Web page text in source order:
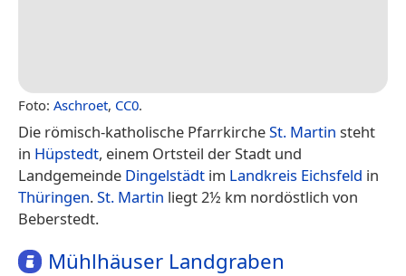
Foto: Aschroet, CC0.
Die römisch-katholische PfarrkircheSt. Martin steht
in Hüpstedt, einem Ortsteil der Stadt und
Landgemeinde Dingelstädt im Landkreis Eichsfeld in
Thüringen.St. Martin liegt 2½ km nordöstlich von
Beberstedt.
Mühlhäuser Landgraben